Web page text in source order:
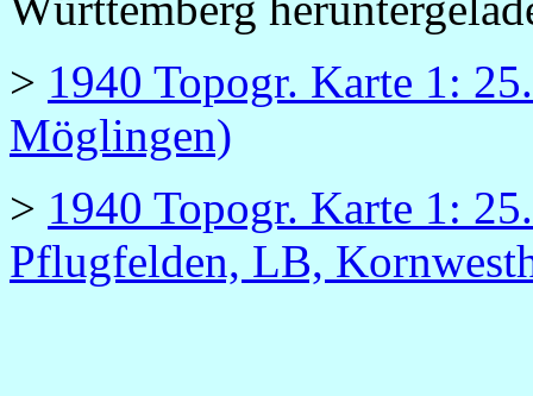
> 1940 Topogr. Karte 1:
Möglingen)
> 1940 Topogr. Karte 1:
Pflugfelden, LB,